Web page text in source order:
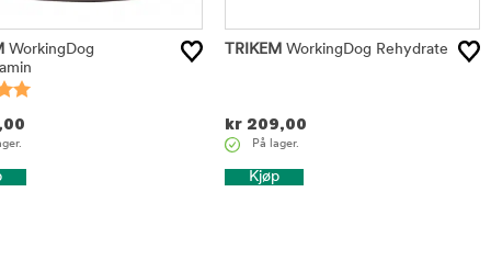
WorkingDog
TRIKEM WorkingDog Rehydrate
kr 209,00
På lager.
Kjøp